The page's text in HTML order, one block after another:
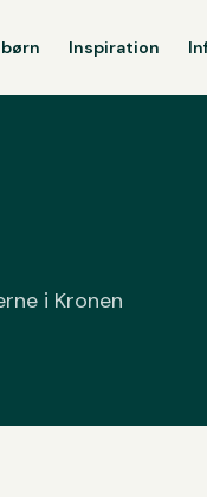
Inspiration
i Kronen